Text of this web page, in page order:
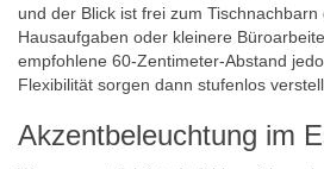
und der Blick ist frei zum
Hausaufgaben oder kleinere
empfohlene 60-Zentimeter-Abstand
Flexibilität sorgen dann stufenlos
Akzentbeleuchtung im